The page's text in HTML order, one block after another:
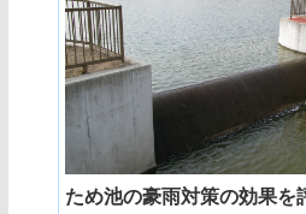
ため池の豪雨対策の効果を